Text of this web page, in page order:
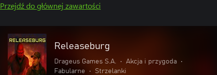
Przejdź do głównej zawartości
Releaseburg
Drageus Games S.A. • Akcja i przygoda
•
Fabularne
• Strzelanki